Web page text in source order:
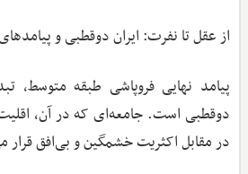
از عقل تا نفرت: ایران دوقطبی و
پیامد نهایی فروپاشی طبقه متوسط،
دوقطبی است. جامعه‌ای که در آن،
در مقابل اکثریت خشمگین و بی‌افق قرار